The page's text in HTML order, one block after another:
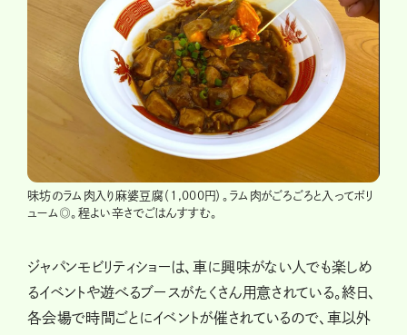
味坊のラム肉入り麻婆豆腐（1,000円）。ラム肉がごろごろと入ってボリ
ューム◎。程よい辛さでごはんすすむ。
ジャパンモビリティショーは、車に興味がない人でも楽しめ
るイベントや遊べるブースがたくさん用意されている。終日、
各会場で時間ごとにイベントが催されているので、車以外